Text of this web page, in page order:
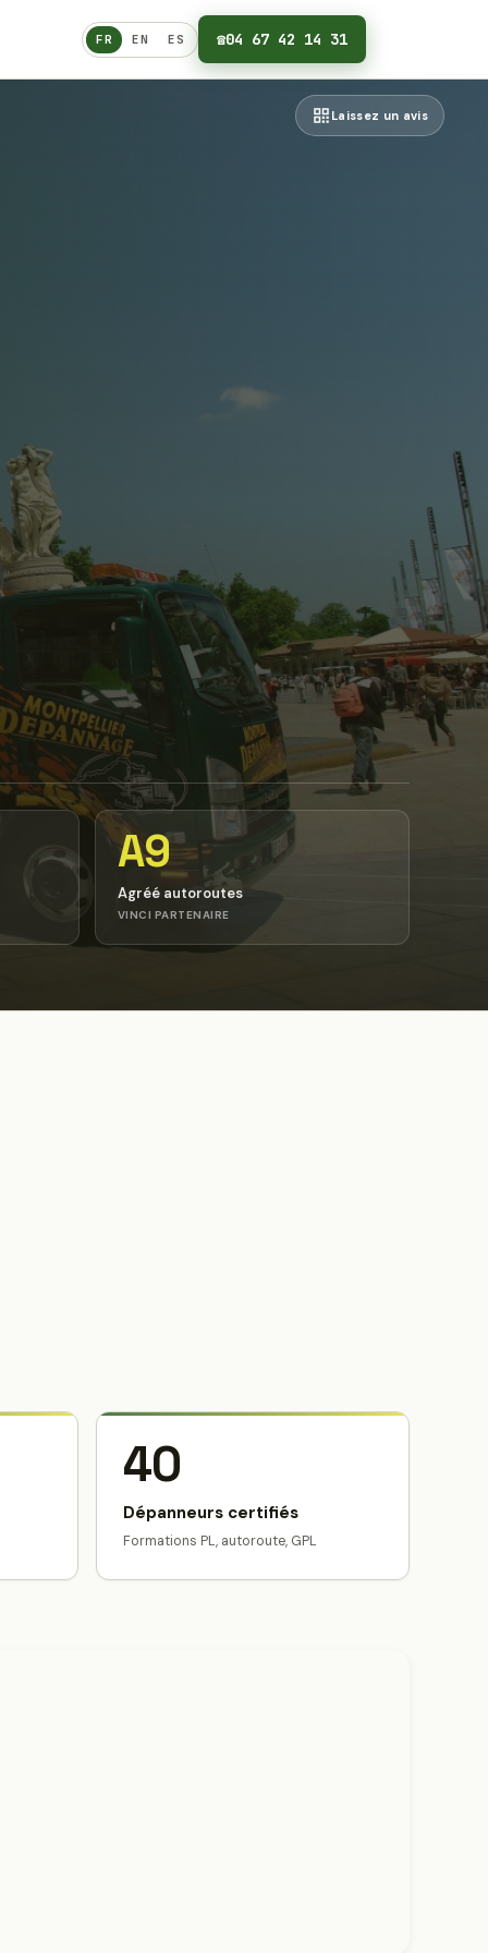
Français
FR EN ES ☎04 67 42 14 31
Laissez un avis
A9
Agréé autoroutes
VINCI PARTENAIRE
40
Dépanneurs certifiés
Formations PL, autoroute, GPL